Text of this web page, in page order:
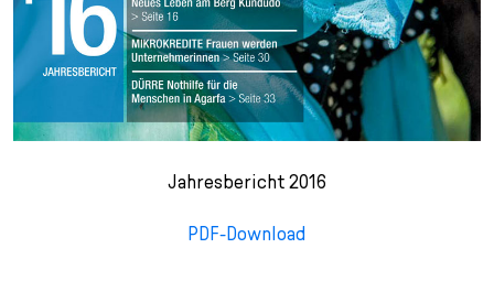
Jahresbericht 2016
PDF-Download